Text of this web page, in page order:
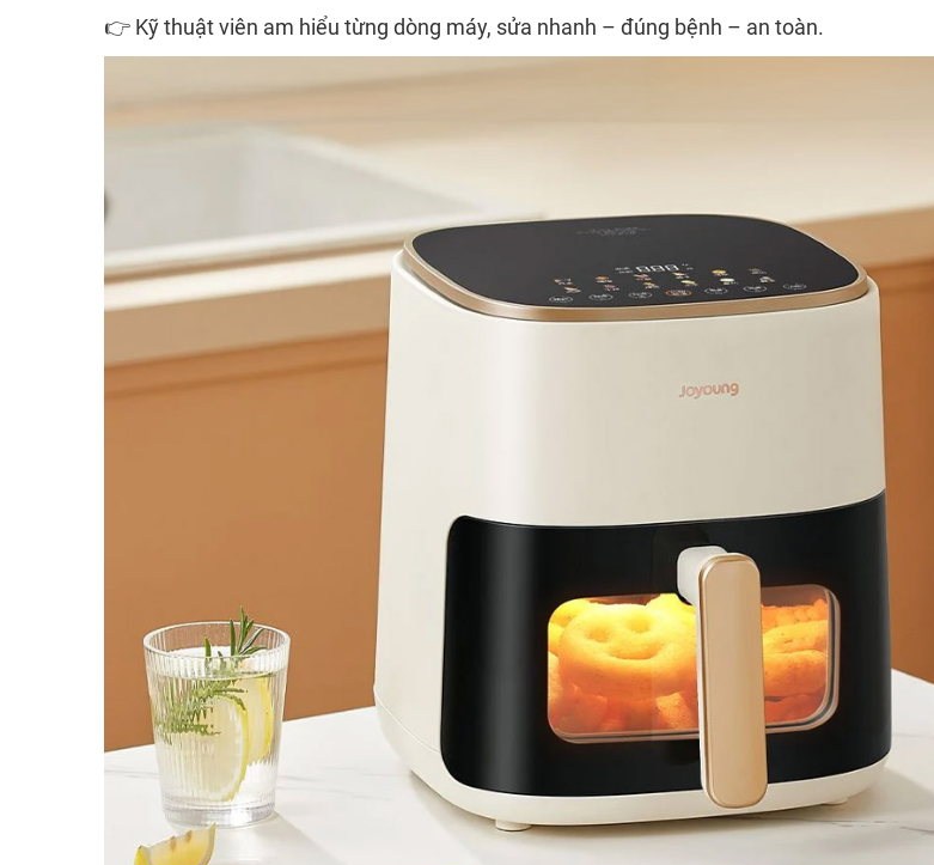
👉 Kỹ thuật viên am hiểu từng dòng máy, sửa nhanh – đúng bệnh – an toàn.